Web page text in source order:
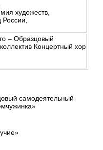
художеств,
– Образцовый
Концертный хор